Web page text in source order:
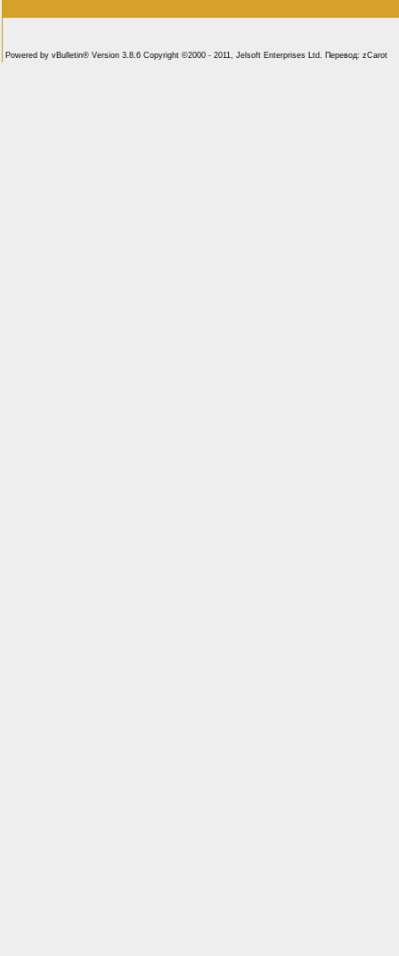
Powered by vBulletin® Version 3.8.6 Copyright ©2000 - 2011, Jelsoft Enterprises Ltd. Перевод: zCarot